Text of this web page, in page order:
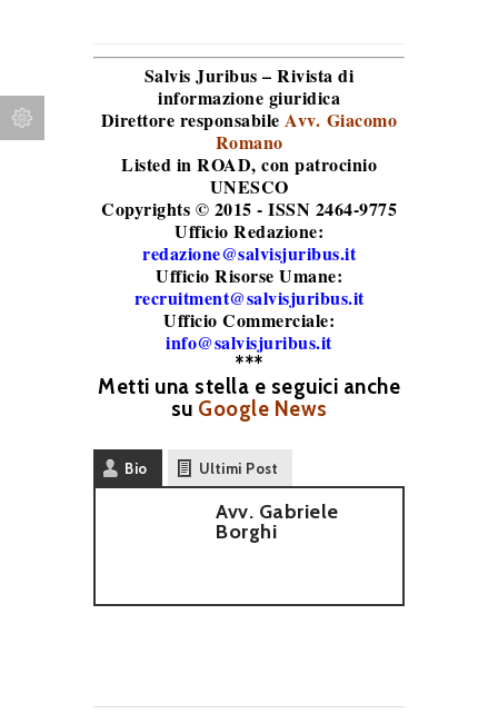
Salvis Juribus – Rivista di
informazione giuridica
Direttore responsabileAvv. Giacomo
Romano
Listed in ROAD, con patrocinio
UNESCO
Copyrights © 2015 - ISSN 2464-9775
Ufficio Redazione:
redazione@salvisjuribus.it
Ufficio Risorse Umane:
recruitment@salvisjuribus.it
Ufficio Commerciale:
info@salvisjuribus.it
***
Metti una stella e seguici anche
su Google News
Bio Ultimi Post
Avv. Gabriele
Borghi